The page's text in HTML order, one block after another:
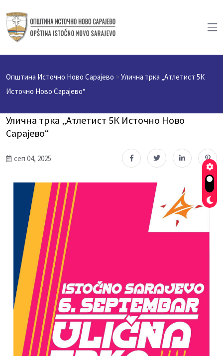
Општина Источно Ново Сарајево >Улична трка „Атлетист 5К
Источно Ново Сарајево“
Улична трка „Атлетист 5К Источно Ново
Сарајево“
сеп 04, 2025